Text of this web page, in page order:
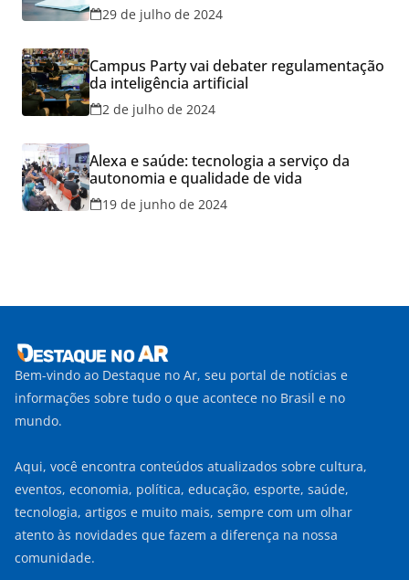
29 de julho de 2024
Campus Party vai debater regulamentação
da inteligência artificial
2 de julho de 2024
Alexa e saúde: tecnologia a serviço da
autonomia e qualidade de vida
19 de junho de 2024
Bem-vindo ao Destaque no Ar, seu portal de notícias e
informações sobre tudo o que acontece no Brasil e no
mundo.
Aqui, você encontra conteúdos atualizados sobre cultura,
eventos, economia, política, educação, esporte, saúde,
tecnologia, artigos e muito mais, sempre com um olhar
atento às novidades que fazem a diferença na nossa
comunidade.